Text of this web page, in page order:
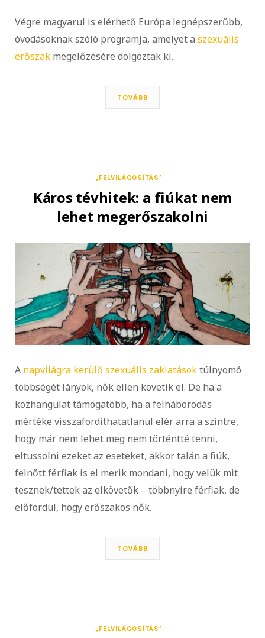
Végre magyarul is elérhető Európa legnépszerűbb,
óvodásoknak szóló programja, amelyet a szexuális
erőszak megelőzésére dolgoztak ki.
TOVÁBB
„FELVILÁGOSÍTÁS”
Káros tévhitek: a fiúkat nem
lehet megerőszakolni
A napvilágra kerülő szexuális zaklatásoktúlnyomó
többségét lányok, nők ellen követik el. De ha a
közhangulat támogatóbb, ha a felháborodás
mértéke visszafordíthatatlanul elér arra a szintre,
hogy már nem lehet meg nem történtté tenni,
eltussolni ezeket az eseteket, akkor talán a fiúk,
felnőtt férfiak is el merik mondani, hogy velük mit
tesznek/tettek az elkövetők ‒ többnyire férfiak, de
előfordul, hogy erőszakos nők.
TOVÁBB
„FELVILÁGOSÍTÁS”